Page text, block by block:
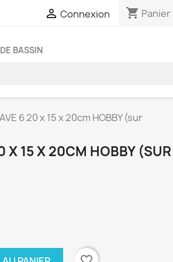
 Connexion shopping_cart Panier
BASSIN
6 20 x 15 x 20cm HOBBY (sur
X 15 X 20CM HOBBY (SUR